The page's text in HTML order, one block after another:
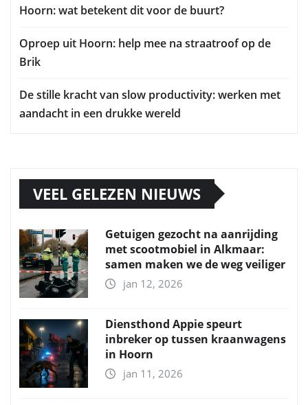
Hoorn: wat betekent dit voor de buurt?
Oproep uit Hoorn: help mee na straatroof op de
Brik
De stille kracht van slow productivity: werken met
aandacht in een drukke wereld
VEEL GELEZEN NIEUWS
Getuigen gezocht na aanrijding
met scootmobiel in Alkmaar:
samen maken we de weg veiliger
jan 12, 2026
Diensthond Appie speurt
inbreker op tussen kraanwagens
in Hoorn
jan 11, 2026